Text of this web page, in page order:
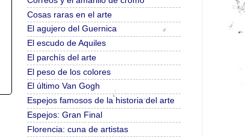
Cosas raras en el arte
El agujero del Guernica
El escudo de Aquiles
El parchís del arte
El peso de los colores
El último Van Gogh
Espejos famosos de la historia del arte
Espejos: Gran Final
Florencia: cuna de artistas